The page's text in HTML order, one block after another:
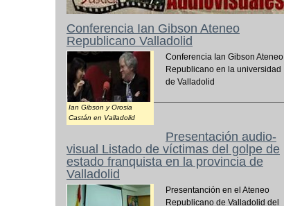
Conferencia Ian Gibson Ateneo
Republicano Valladolid
Ian Gibson y Orosia
Castán en Valladolid
Conferencia Ian Gibson Ateneo
Republicano en la universidad
de Valladolid
Presentación audio-
visual Listado de víctimas del golpe de
estado franquista en la provincia de
Valladolid
Presentanción en el Ateneo
Republicano de Valladolid del